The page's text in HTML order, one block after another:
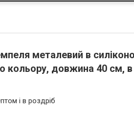
металевий в
кольору, довжина 40 см, в
і в роздріб